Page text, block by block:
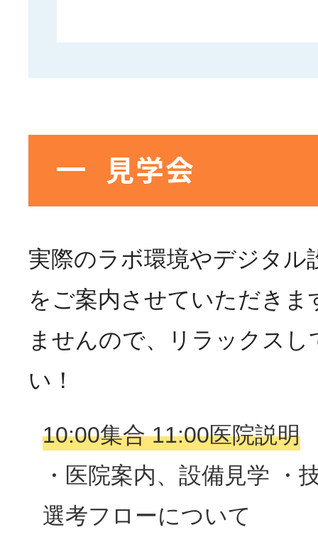
見学会
実際のラボ環境やデジタル
をご案内させていただきま
ませんので、リラックス
い！
10:00集合 11:00医院説明
・医院案内、設備見学 ・
選考フローについて